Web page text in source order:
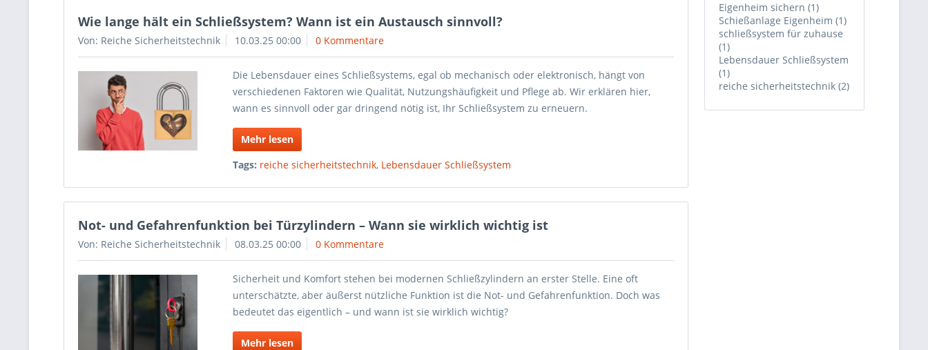
Eigenheim sichern (1)
Schießanlage Eigenheim (1)
schließsystem für zuhause
(1)
Lebensdauer Schließsystem
(1)
reiche sicherheitstechnik (2)
Wie lange hält ein Schließsystem? Wann ist ein Austausch sinnvoll?
Von: Reiche Sicherheitstechnik 10.03.25 00:00 0 Kommentare
Die Lebensdauer eines Schließsystems, egal ob mechanisch oder elektronisch, hängt von
verschiedenen Faktoren wie Qualität, Nutzungshäufigkeit und Pflege ab. Wir erklären hier,
wann es sinnvoll oder gar dringend nötig ist, Ihr Schließsystem zu erneuern.
Mehr lesen
Tags: reiche sicherheitstechnik, Lebensdauer Schließsystem
Not- und Gefahrenfunktion bei Türzylindern – Wann sie wirklich wichtig ist
Von: Reiche Sicherheitstechnik 08.03.25 00:00 0 Kommentare
Sicherheit und Komfort stehen bei modernen Schließzylindern an erster Stelle. Eine oft
unterschätzte, aber äußerst nützliche Funktion ist die Not- und Gefahrenfunktion. Doch was
bedeutet das eigentlich – und wann ist sie wirklich wichtig?
Mehr lesen